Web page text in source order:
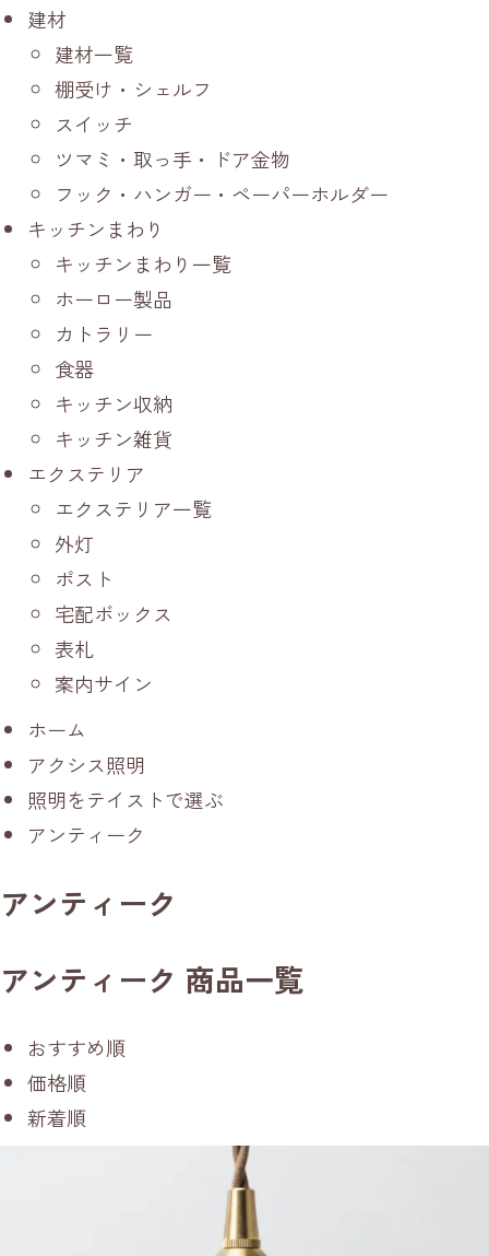
建材
建材一覧
棚受け・シェルフ
スイッチ
ツマミ・取っ手・ドア金物
フック・ハンガー・ペーパーホルダー
キッチンまわり
キッチンまわり一覧
ホーロー製品
カトラリー
食器
キッチン収納
キッチン雑貨
エクステリア
エクステリア一覧
外灯
ポスト
宅配ボックス
表札
案内サイン
ホーム
アクシス照明
照明をテイストで選ぶ
アンティーク
アンティーク
アンティーク 商品一覧
おすすめ順
価格順
新着順